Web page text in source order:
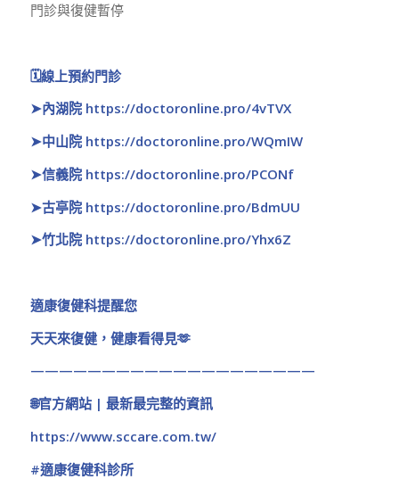
門診與復健暫停
🗓️線上預約門診
➤內湖院 https://doctoronline.pro/4vTVX
➤中山院 https://doctoronline.pro/WQmIW
➤信義院 https://doctoronline.pro/PCONf
➤古亭院 https://doctoronline.pro/BdmUU
➤竹北院 https://doctoronline.pro/Yhx6Z
適康復健科提醒您
天天來復健，健康看得見🫶
————————————————————
🌐官方網站 | 最新最完整的資訊
https://www.sccare.com.tw/
#適康復健科診所